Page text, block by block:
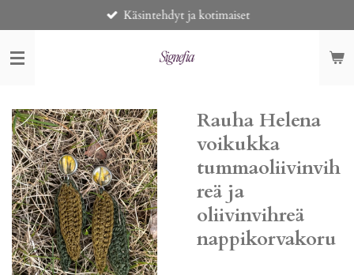
pääsisältöön
Käsintehdyt ja kotimaiset
Rauha Helena
voikukka
tummaoliivinvih
reä ja
oliivinvihreä
nappikorvakoru